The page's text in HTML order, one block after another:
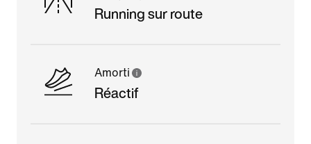
Running sur route
Amorti
Réactif